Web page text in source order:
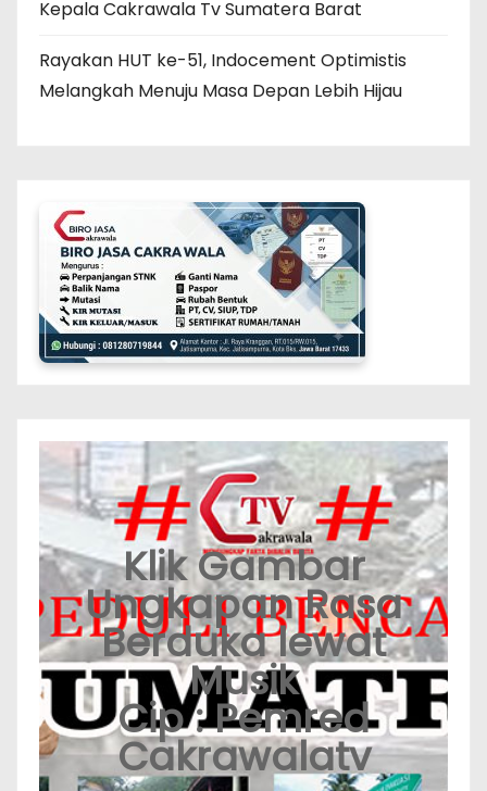
Kepala Cakrawala Tv Sumatera Barat
Rayakan HUT ke-51, Indocement Optimistis
Melangkah Menuju Masa Depan Lebih Hijau
Klik Gambar
Ungkapan Rasa
Berduka lewat
Musik
Cip : Pemred
Cakrawalatv